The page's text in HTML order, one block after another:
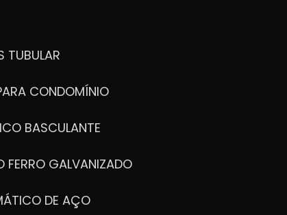
TUBULAR
CONDOMÍNIO
BASCULANTE
FERRO GALVANIZADO
DE AÇO